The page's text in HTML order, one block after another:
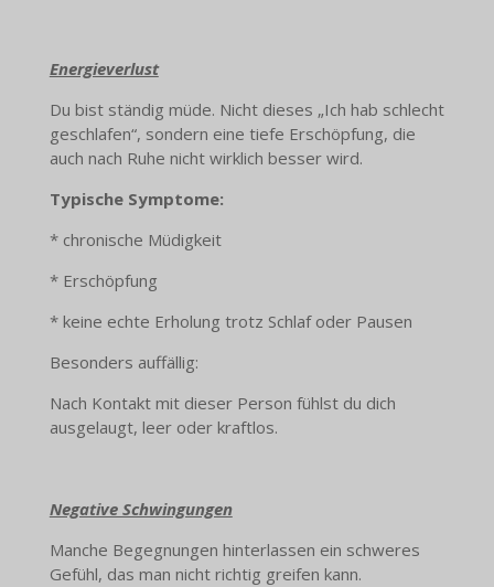
Energieverlust
Du bist ständig müde. Nicht dieses „Ich hab schlecht
geschlafen“, sondern eine tiefe Erschöpfung, die
auch nach Ruhe nicht wirklich besser wird.
Typische Symptome:
* chronische Müdigkeit
* Erschöpfung
* keine echte Erholung trotz Schlaf oder Pausen
Besonders auffällig:
Nach Kontakt mit dieser Person fühlst du dich
ausgelaugt, leer oder kraftlos.
Negative Schwingungen
Manche Begegnungen hinterlassen ein schweres
Gefühl, das man nicht richtig greifen kann.